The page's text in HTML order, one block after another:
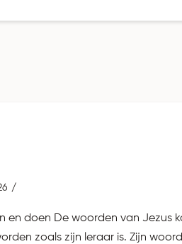
en doen De woorden van Jezus
zoals zijn leraar is. Zijn